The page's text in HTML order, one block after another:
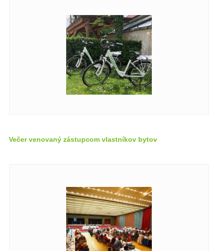
Večer venovaný zástupcom vlastníkov bytov